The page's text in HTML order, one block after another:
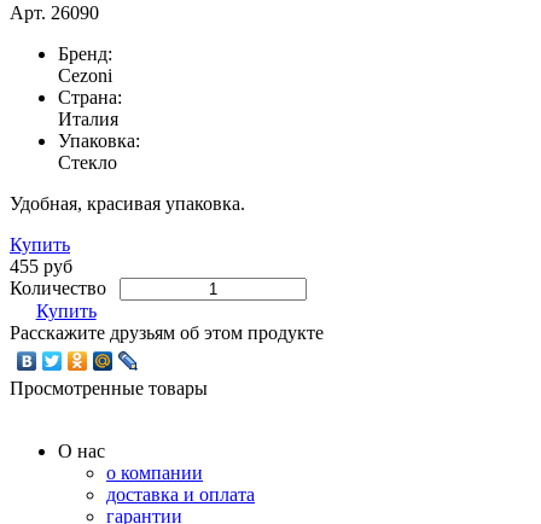
Арт. 26090
Бренд:
Cezoni
Страна:
Италия
Упаковка:
Стекло
Удобная, красивая упаковка.
Купить
455 руб
Количество
Купить
Расскажите друзьям об этом продукте
Просмотренные товары
О нас
о компании
доставка и оплата
гарантии